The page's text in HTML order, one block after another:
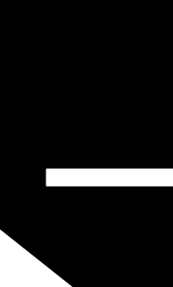
týdenního newsletteru: